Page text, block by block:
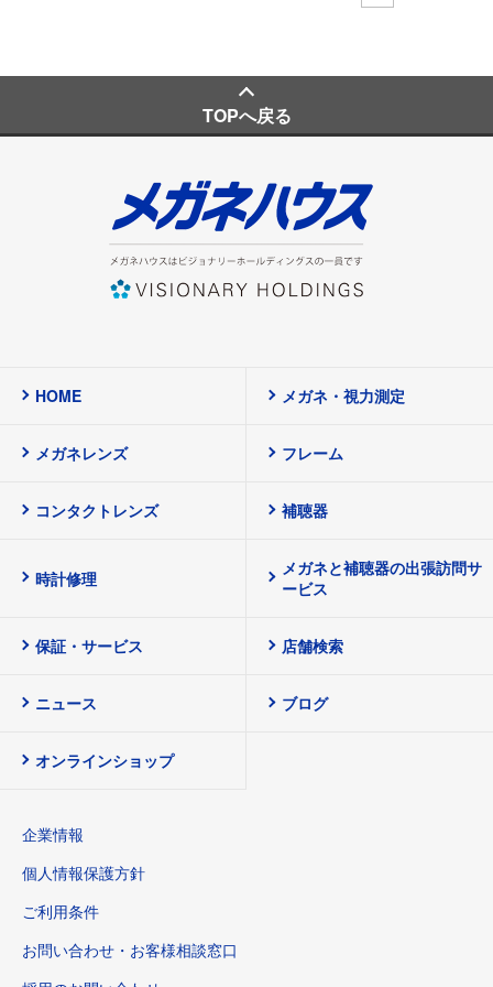
TOPへ戻る
HOME メガネ・視力測定
メガネレンズ フレーム
コンタクトレンズ 補聴器
時計修理
メガネと補聴器の出張訪問サ
ービス
保証・サービス 店舗検索
ニュース ブログ
オンラインショップ
企業情報
個人情報保護方針
ご利用条件
お問い合わせ・お客様相談窓口